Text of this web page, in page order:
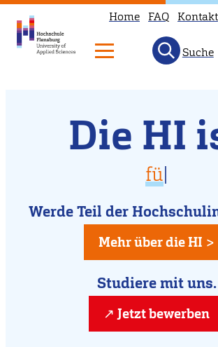
Home FAQ Kontakt
Suche
Flensburg
Die HI
kreativ
für Di
Werde Teil der
Mehr über die HI >
Studiere mit uns.
Jetzt bewerben